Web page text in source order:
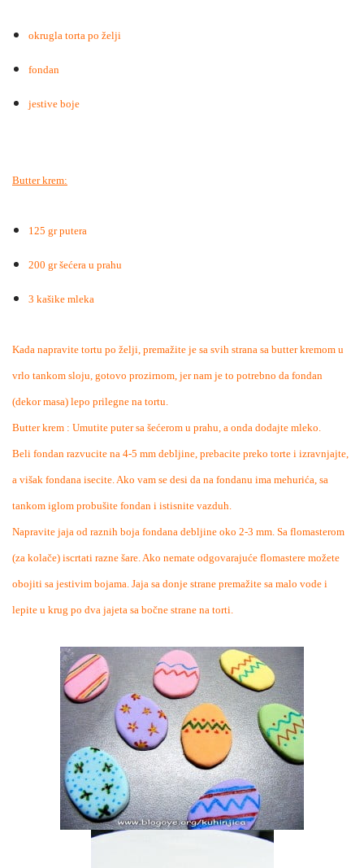
okrugla torta po želji
fondan
jestive boje
Butter krem:
125 gr putera
200 gr šećera u prahu
3 kašike mleka
Kada napravite tortu po želji, premažite je sa svih strana sa butter kremom u
vrlo tankom sloju, gotovo prozirnom, jer nam je to potrebno da fondan
(dekor masa) lepo prilegne na tortu.
Butter krem : Umutite puter sa šećerom u prahu, a onda dodajte mleko.
Beli fondan razvucite na 4-5 mm debljine, prebacite preko torte i izravnjajte,
a višak fondana isecite. Ako vam se desi da na fondanu ima mehurića, sa
tankom iglom probušite fondan i istisnite vazduh.
Napravite jaja od raznih boja fondana debljine oko 2-3 mm. Sa flomasterom
(za kolače) iscrtati razne šare. Ako nemate odgovarajuće flomastere možete
obojiti sa jestivim bojama. Jaja sa donje strane premažite sa malo vode i
lepite u krug po dva jajeta sa bočne strane na torti.